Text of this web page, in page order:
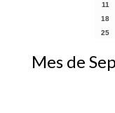
11
18
25
Mes de